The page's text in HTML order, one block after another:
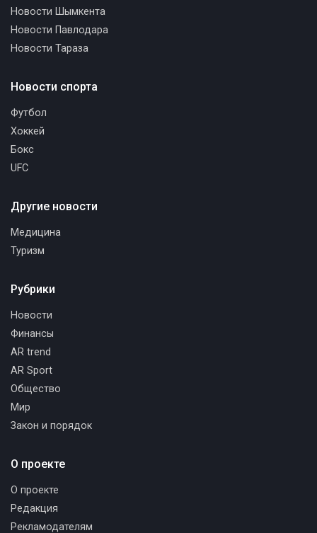
Новости Шымкента
Новости Павлодара
Новости Тараза
Новости спорта
Футбол
Хоккей
Бокс
UFC
Другие новости
Медицина
Туризм
Рубрики
Новости
Финансы
AR trend
AR Sport
Общество
Мир
Закон и порядок
О проекте
О проекте
Редакция
Рекламодателям